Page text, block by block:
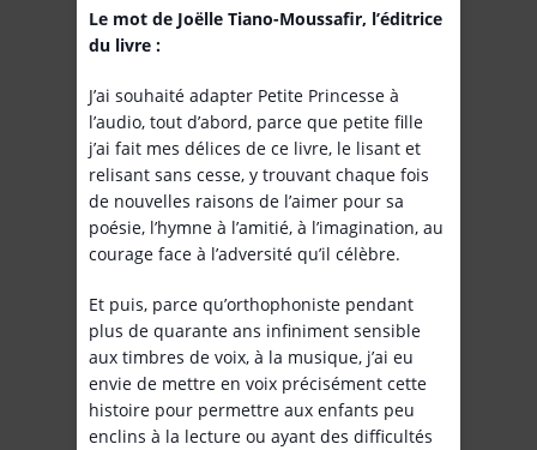
Le mot de Joëlle Tiano-Moussafir, l’éditrice
du livre :
J’ai souhaité adapter Petite Princesse à
l’audio, tout d’abord, parce que petite fille
j’ai fait mes délices de ce livre, le lisant et
relisant sans cesse, y trouvant chaque fois
de nouvelles raisons de l’aimer pour sa
poésie, l’hymne à l’amitié, à l’imagination, au
courage face à l’adversité qu’il célèbre.
Et puis, parce qu’orthophoniste pendant
plus de quarante ans infiniment sensible
aux timbres de voix, à la musique, j’ai eu
envie de mettre en voix précisément cette
histoire pour permettre aux enfants peu
enclins à la lecture ou ayant des difficultés